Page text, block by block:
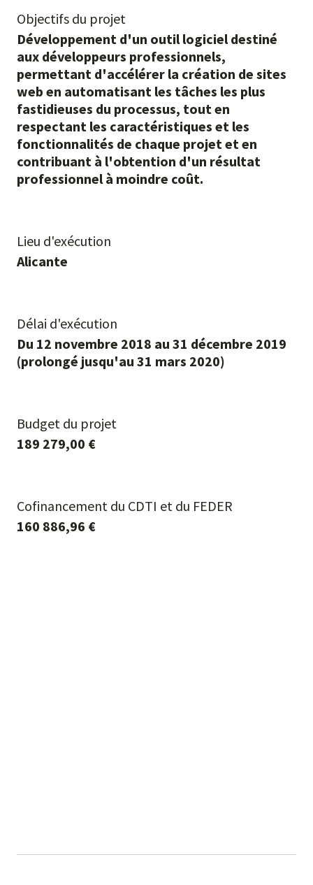
Objectifs du projet
Développement d'un outil logiciel destiné
aux développeurs professionnels,
permettant d'accélérer la création de sites
web en automatisant les tâches les plus
fastidieuses du processus, tout en
respectant les caractéristiques et les
fonctionnalités de chaque projet et en
contribuant à l'obtention d'un résultat
professionnel à moindre coût.
Lieu d'exécution
Alicante
Délai d'exécution
Du 12 novembre 2018 au 31 décembre 2019
(prolongé jusqu'au 31 mars 2020)
Budget du projet
189 279,00 €
Cofinancement du CDTI et du FEDER
160 886,96 €